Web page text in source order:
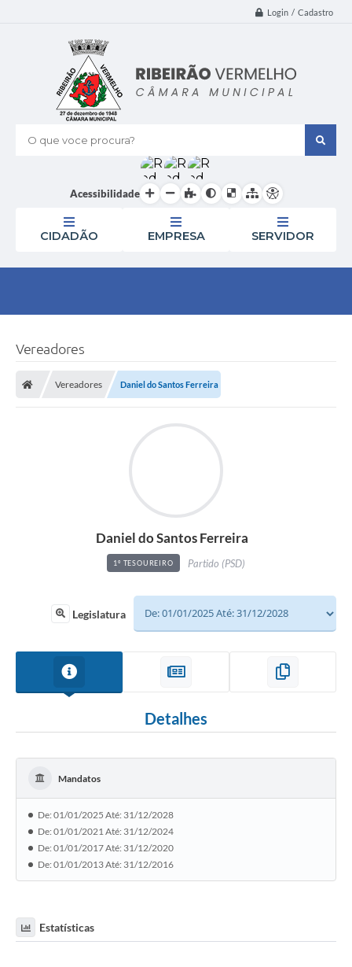
Login / Cadastro
O que voce procura?
Acessibilidade
CIDADÃO EMPRESA SERVIDOR
Vereadores
Vereadores Daniel do Santos Ferreira
Daniel do Santos Ferreira
1º TESOUREIRO Partido (PSD)
Legislatura
Detalhes
Mandatos
De: 01/01/2025 Até: 31/12/2028
De: 01/01/2021 Até: 31/12/2024
De: 01/01/2017 Até: 31/12/2020
De: 01/01/2013 Até: 31/12/2016
Estatísticas